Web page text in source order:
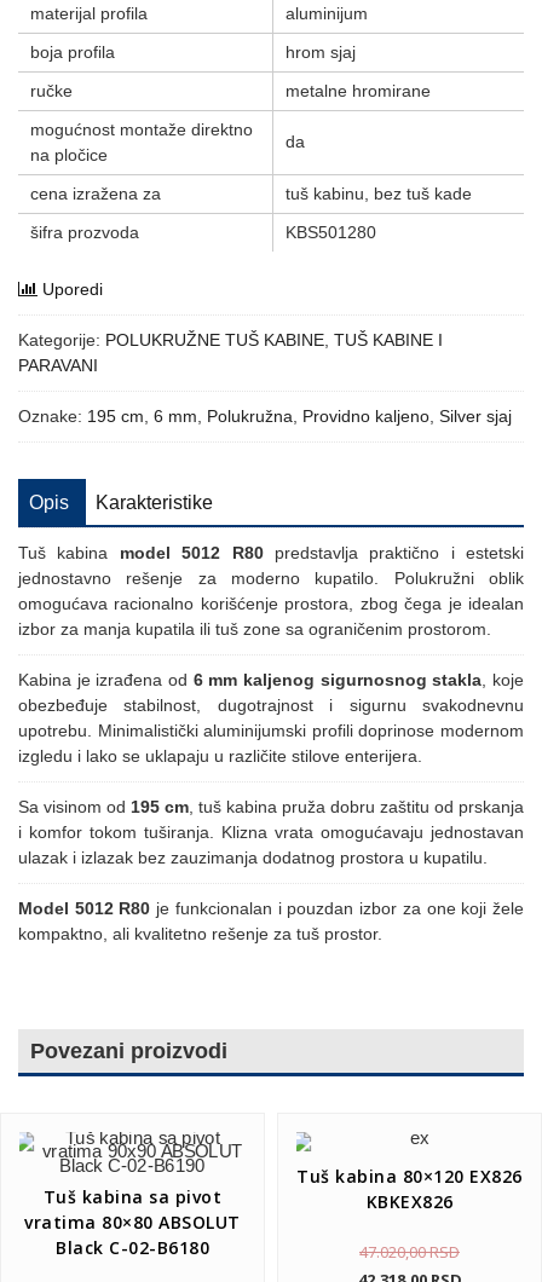
materijal profila
aluminijum
boja profila
hrom sjaj
ručke
metalne hromirane
mogućnost montaže direktno
na pločice
da
cena izražena za
tuš kabinu, bez tuš kade
šifra prozvoda
KBS501280
Uporedi
Kategorije: POLUKRUŽNE TUŠ KABINE TUŠ KABINE I
PARAVANI
Oznake: 195 cm 6 mm Polukružna Providno kaljeno Silver sjaj
Opis Karakteristike
Tuš kabina model 5012 R80predstavlja praktično i estetski
jednostavno rešenje za moderno kupatilo. Polukružni oblik
omogućava racionalno korišćenje prostora, zbog čega je idealan
izbor za manja kupatila ili tuš zone sa ograničenim prostorom.
Kabina je izrađena od 6 mm kaljenog sigurnosnog stakla , koje
obezbeđuje stabilnost, dugotrajnost i sigurnu svakodnevnu
upotrebu. Minimalistički aluminijumski profili doprinose modernom
izgledu i lako se uklapaju u različite stilove enterijera.
Sa visinom od 195 cm , tuš kabina pruža dobru zaštitu od prskanja
i komfor tokom tuširanja. Klizna vrata omogućavaju jednostavan
ulazak i izlazak bez zauzimanja dodatnog prostora u kupatilu.
Model 5012 R80 je funkcionalan i pouzdan izbor za one koji žele
kompaktno, ali kvalitetno rešenje za tuš prostor.
Povezani proizvodi
Tuš kabina sa pivot
vratima 80×80 ABSOLUT
Black C-02-B6180
Tuš kabina 80×120 EX826
KBKEX826
47.020,00RSD